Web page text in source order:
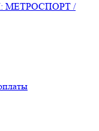
МЕТРОСПОРТ /